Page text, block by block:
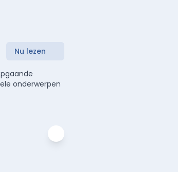
Nu lezen
onderwerpen